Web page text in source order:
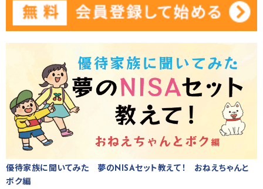
優待家族に聞いてみた 夢のNISAセット教えて！ おねえちゃんと
ボク編